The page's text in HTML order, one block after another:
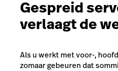
Gespreid
verlaagt de
Als u werkt met voor-,
zomaar gebeuren dat